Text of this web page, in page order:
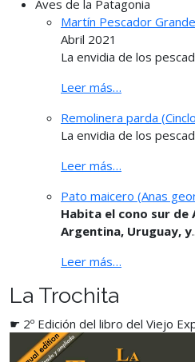
Aves de la Patagonia
Martín Pescador
Abril 2021
La envidia de los
Leer más…
Remolinera parda
La envidia de los
Leer más…
Pato maicero (Anas
Habita el cono sur de
Argentina, Uruguay, y
Leer más…
La Trochita
☛ 2º Edición del libro del Viejo